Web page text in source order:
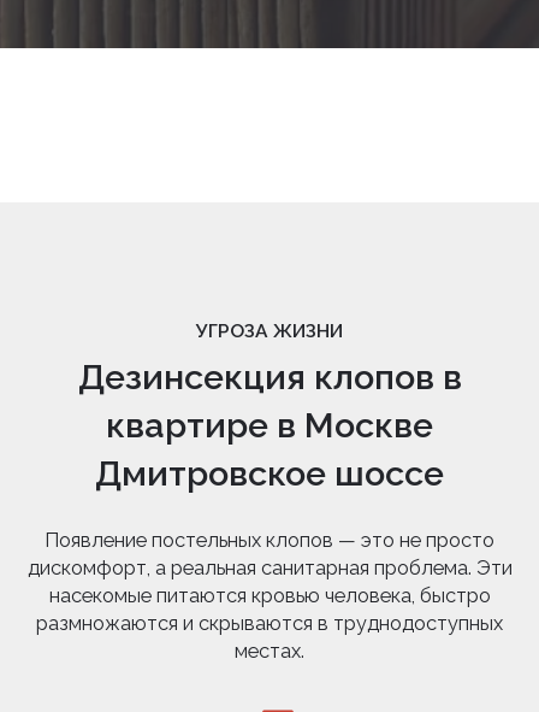
УГРОЗА ЖИЗНИ
Дезинсекция клопов в
квартире в Москве
Дмитровское шоссе
Появление постельных клопов — это не просто
дискомфорт, а реальная санитарная проблема. Эти
насекомые питаются кровью человека, быстро
размножаются и скрываются в труднодоступных
местах.